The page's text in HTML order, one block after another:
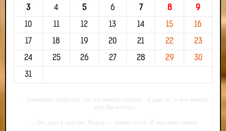
3 4 5 6 7 8 9
10 11 12 13 14 15 16
17 18 19 20 21 22 23
24 25 26 27 28 29 30
31
-- Начинайте делать все, что вы можете сделать – и даже то, о чем можете
хотя бы мечтать.
-- Все дело в мыслях. Мысль — начало всего. И мыслями можно